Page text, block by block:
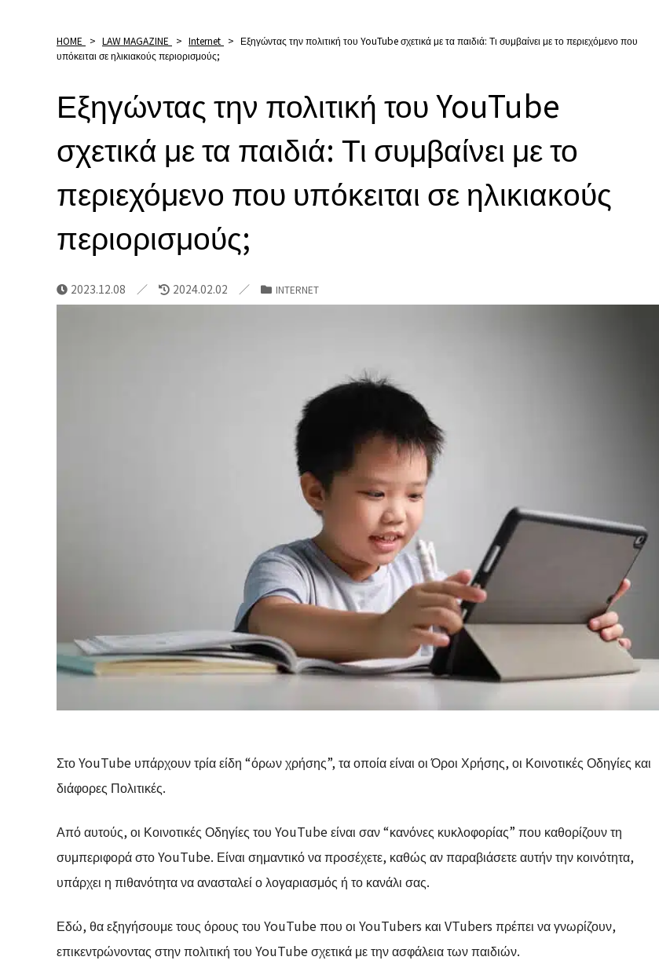
HOME > LAW MAGAZINE > Internet > Εξηγώντας την πολιτική του YouTube σχετικά με τα παιδιά: Τι συμβαίνει με το περιεχόμενο που
υπόκειται σε ηλικιακούς περιορισμούς;
Εξηγώντας την πολιτική του YouTube
σχετικά με τα παιδιά: Τι συμβαίνει με το
περιεχόμενο που υπόκειται σε ηλικιακούς
περιορισμούς;
2023.12.08 2024.02.02 INTERNET
Στο YouTube υπάρχουν τρία είδη “όρων χρήσης”, τα οποία είναι οι Όροι Χρήσης, οι Κοινοτικές Οδηγίες και
διάφορες Πολιτικές.
Από αυτούς, οι Κοινοτικές Οδηγίες του YouTube είναι σαν “κανόνες κυκλοφορίας” που καθορίζουν τη
συμπεριφορά στο YouTube. Είναι σημαντικό να προσέχετε, καθώς αν παραβιάσετε αυτήν την κοινότητα,
υπάρχει η πιθανότητα να ανασταλεί ο λογαριασμός ή το κανάλι σας.
Εδώ, θα εξηγήσουμε τους όρους του YouTube που οι YouTubers και VTubers πρέπει να γνωρίζουν,
επικεντρώνοντας στην πολιτική του YouTube σχετικά με την ασφάλεια των παιδιών.